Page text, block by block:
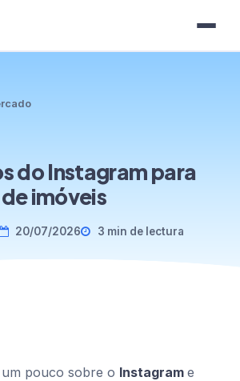
do Instagram para
imóveis
20/07/2026 3 min de lectura
pouco sobre o Instagram e